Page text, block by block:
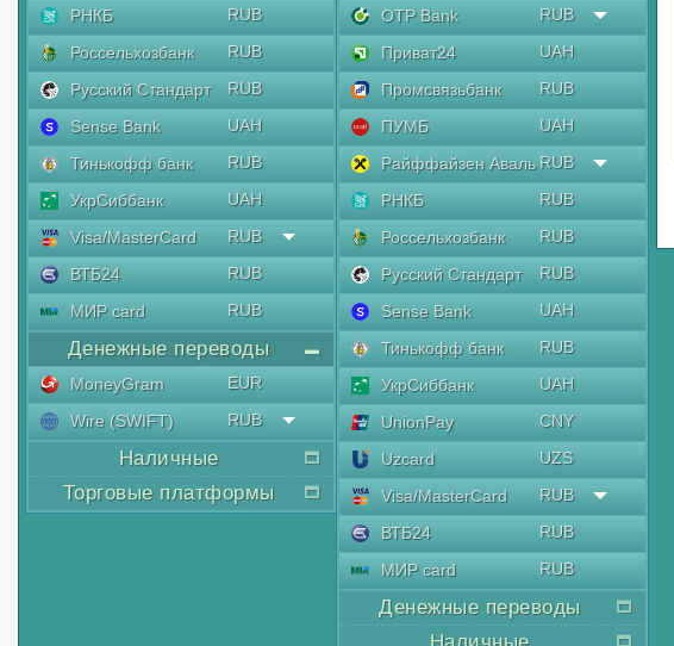
РНКБ
RUB
Россельхозбанк
RUB
Русский Стандарт
RUB
Sense Bank
UAH
Тинькофф банк
RUB
УкрСиббанк
UAH
Visa/MasterCard
RUB
ВТБ24
RUB
МИР card
RUB
Денежные переводы
MoneyGram
EUR
Wire (SWIFT)
RUB
Наличные
Торговые платформы
OTP Bank
RUB
Приват24
UAH
Промсвязьбанк
RUB
ПУМБ
UAH
Райффайзен Аваль RUB
РНКБ
RUB
Россельхозбанк
RUB
Русский Стандарт
RUB
Sense Bank
UAH
Тинькофф банк
RUB
УкрСиббанк
UAH
UnionPay
CNY
Uzcard
UZS
Visa/MasterCard
RUB
ВТБ24
RUB
МИР card
RUB
Денежные переводы